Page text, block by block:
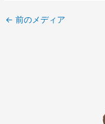
← 前のメディア